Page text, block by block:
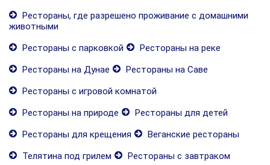
Рестораны, где разрешено проживание с домашними
животными
Рестораны с парковкой
Рестораны на реке
Рестораны на Дунае
Рестораны на Саве
Рестораны с игровой комнатой
Рестораны на природе
Рестораны для детей
Рестораны для крещения
Веганские рестораны
Телятина под грилем
Рестораны с завтраком